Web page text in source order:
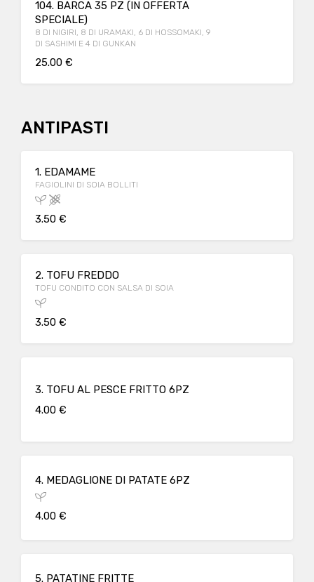
104. BARCA 35 PZ (IN OFFERTA
SPECIALE)
8 DI NIGIRI, 8 DI URAMAKI, 6 DI HOSSOMAKI, 9
DI SASHIMI E 4 DI GUNKAN
25.00 €
ANTIPASTI
1. EDAMAME
FAGIOLINI DI SOIA BOLLITI
3.50 €
2. TOFU FREDDO
TOFU CONDITO CON SALSA DI SOIA
3.50 €
3. TOFU AL PESCE FRITTO 6PZ
4.00 €
4. MEDAGLIONE DI PATATE 6PZ
4.00 €
5. PATATINE FRITTE